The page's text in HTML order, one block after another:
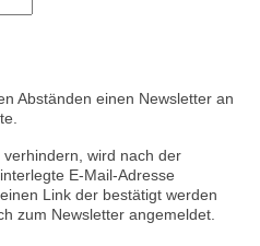
Abständen einen Newsletter an
wird nach der
E-Mail-Adresse
Link der bestätigt werden
zum Newsletter angemeldet.